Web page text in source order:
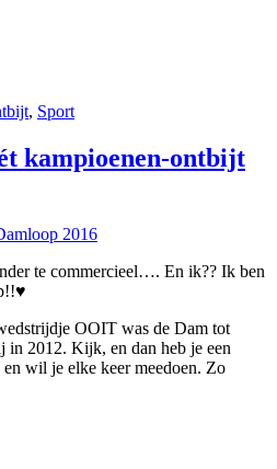
, Sport
kampioenen-ontbijt
te commercieel…. En ik?? Ik ben
OOIT was de Dam tot
in 2012. Kijk, en dan heb je een
wil je elke keer meedoen. Zo